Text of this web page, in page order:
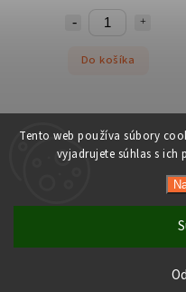
Tento web používa súbory
vyjadrujete súhlas s
Počas horúcich dní
Produkty citlivé na vysoké
Do košíka